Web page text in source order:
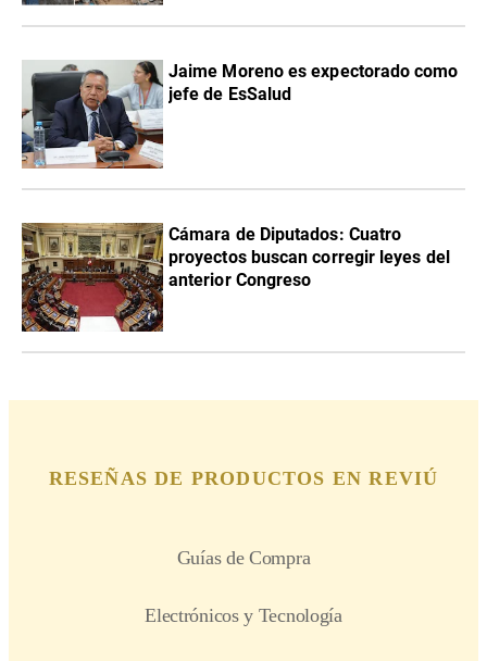
Jaime Moreno es expectorado como
jefe de EsSalud
Cámara de Diputados: Cuatro
proyectos buscan corregir leyes del
anterior Congreso